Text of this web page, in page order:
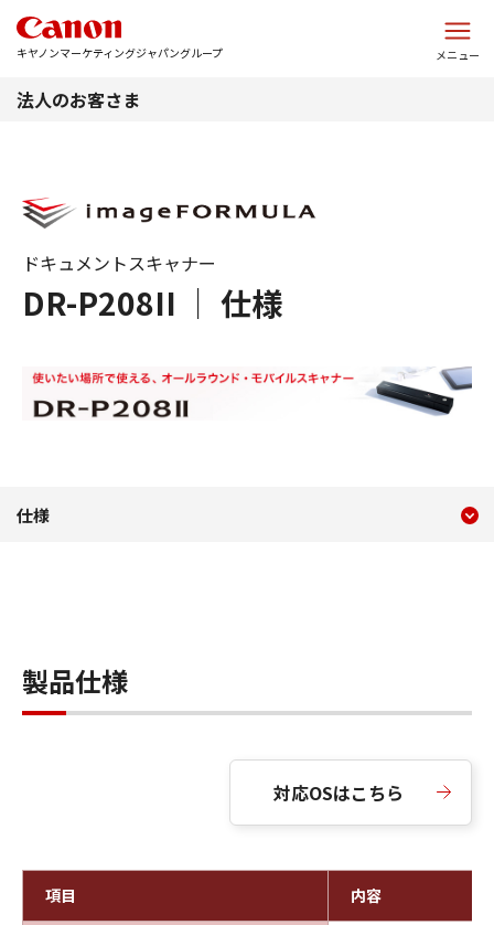
キヤノンマーケティングジャパングループ メニュー
法人のお客さま
DR-P208II ｜ 仕様
ドキュメントスキャナー
仕様
製品仕様
対応OSはこちら
項目 内容